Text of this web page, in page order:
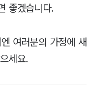
좋겠습니다.
여러분의 가정에 새
세요.